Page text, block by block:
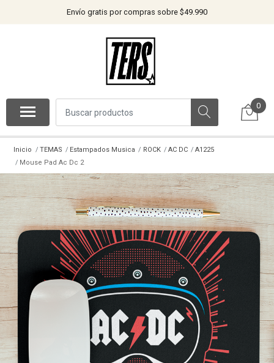
Envío gratis por compras sobre $49.990
0
Inicio TEMAS Estampados Musica ROCK AC DC
A1225
Mouse Pad Ac Dc 2